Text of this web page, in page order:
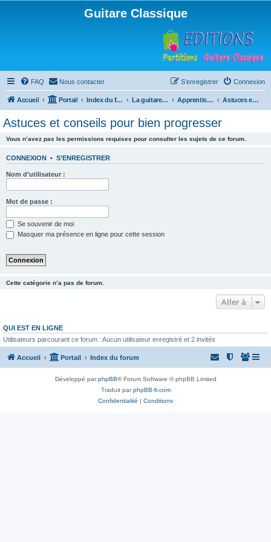
Guitare Classique
FAQ Nous contacter Connexion
S’enregistrer
Accueil Portail Index du forum La guitare : instrument, cours et théorie Apprentissage et enseignement de la guitare Astuces et conseils pour bien progresser
Astuces et conseils pour bien progresser
Vous n’avez pas les permissions requises pour consulter les sujets de ce forum.
CONNEXION • S’ENREGISTRER
Nom d’utilisateur :
Mot de passe :
Se souvenir de moi
Masquer ma présence en ligne pour cette session
Cette catégorie n’a pas de forum.
Aller à
QUI EST EN LIGNE
Utilisateurs parcourant ce forum : Aucun utilisateur enregistré et 2 invités
Accueil Portail Index du forum
Développé parphpBB® Forum Software © phpBB Limited
Traduit parphpBB-fr.com
Confidentialité | Conditions